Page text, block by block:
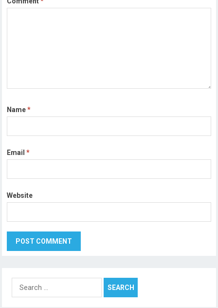
Name*
Email*
Website
Search
for: